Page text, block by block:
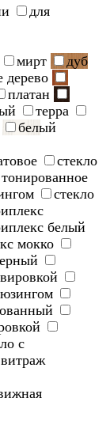
для
мирт
дуб
дерево
платан
терра
белый
стекло
стекло
белый
мокко
с
витраж